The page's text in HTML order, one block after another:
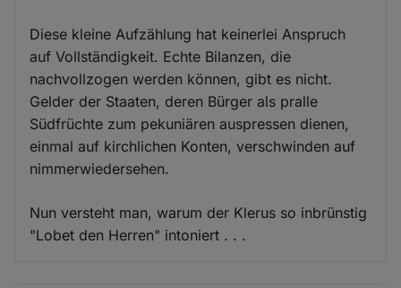
Diese kleine Aufzählung hat keinerlei Anspruch
auf Vollständigkeit. Echte Bilanzen, die
nachvollzogen werden können, gibt es nicht.
Gelder der Staaten, deren Bürger als pralle
Südfrüchte zum pekuniären auspressen dienen,
einmal auf kirchlichen Konten, verschwinden auf
nimmerwiedersehen.
Nun versteht man, warum der Klerus so inbrünstig
"Lobet den Herren" intoniert . . .